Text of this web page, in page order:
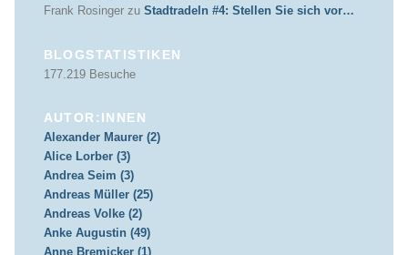
Frank Rosingerzu Stadtradeln #4: Stellen Sie sich vor…
BLOGSTATISTIKEN
177.219 Besuche
AUTOR:INNEN
Alexander Maurer (2)
Alice Lorber (3)
Andrea Seim (3)
Andreas Müller (25)
Andreas Volke (2)
Anke Augustin (49)
Anne Bremicker (1)